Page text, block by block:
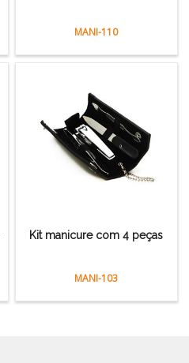
MANI-110
Kit manicure com 4 peças
MANI-103